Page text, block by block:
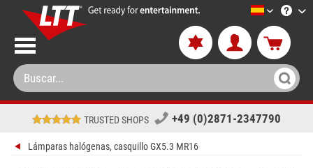
LTT-
TRUSTED SHOPS +49 (0)2871-2347790
Lámparas halógenas, casquillo GX5.3 MR16